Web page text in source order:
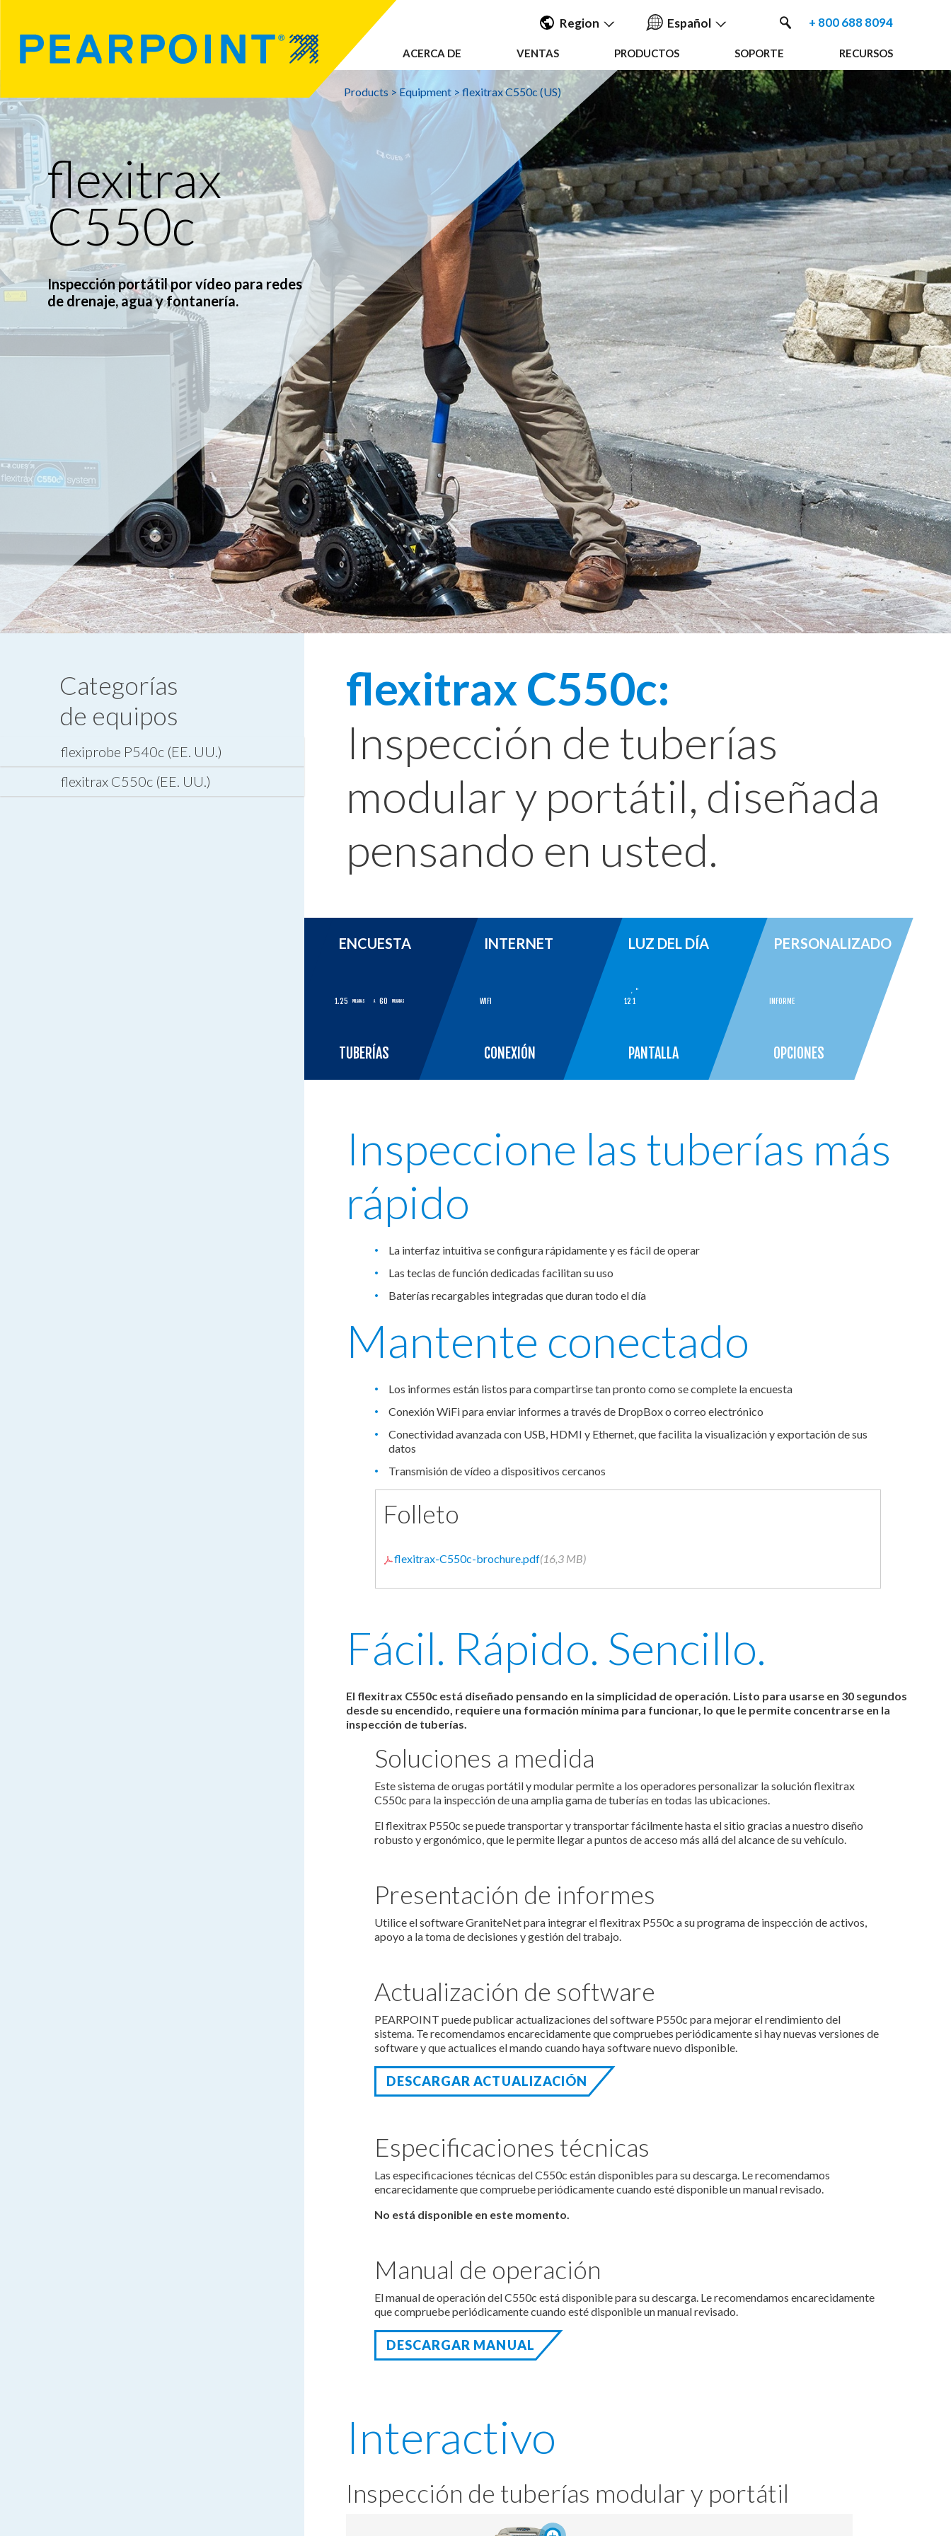
Region
Americas
UK & Ireland
EMEA &
APAC
Español
English
中国人
Nederlands
Français
Español
Deutsche
+ 800 688 8094
ACERCA DE VENTAS PRODUCTOS SOPORTE RECURSOS
Products > Equipment >flexitrax C550c (US)
flexitrax
C550c
Inspección portátil por vídeo para redes
de drenaje, agua y fontanería.
Categorías
de equipos
flexiprobe P540c (EE. UU.)
flexitrax C550c (EE. UU.)
flexitrax C550c:
Inspección de tuberías
modular y portátil, diseñada
pensando en usted.
ENCUESTA
1.25 PULGADAS A 60 PULGADAS
TUBERÍAS
INTERNET
WIFI
CONEXIÓN
LUZ DEL DÍA
12
,
1
"
PANTALLA
PERSONALIZADO
INFORME
OPCIONES
Inspeccione las tuberías más
rápido
La interfaz intuitiva se configura rápidamente y es fácil de operar
Las teclas de función dedicadas facilitan su uso
Baterías recargables integradas que duran todo el día
Mantente conectado
Los informes están listos para compartirse tan pronto como se complete la encuesta
Conexión WiFi para enviar informes a través de DropBox o correo electrónico
Conectividad avanzada con USB, HDMI y Ethernet, que facilita la visualización y exportación de sus
datos
Transmisión de vídeo a dispositivos cercanos
Folleto
flexitrax-C550c-brochure.pdf(16,3 MB)
Fácil. Rápido. Sencillo.
El flexitrax C550c está diseñado pensando en la simplicidad de operación. Listo para usarse en 30 segundos
desde su encendido, requiere una formación mínima para funcionar, lo que le permite concentrarse en la
inspección de tuberías.
Soluciones a medida
Este sistema de orugas portátil y modular permite a los operadores personalizar la solución flexitrax
C550c para la inspección de una amplia gama de tuberías en todas las ubicaciones.
El flexitrax P550c se puede transportar y transportar fácilmente hasta el sitio gracias a nuestro diseño
robusto y ergonómico, que le permite llegar a puntos de acceso más allá del alcance de su vehículo.
Presentación de informes
Utilice el software GraniteNet para integrar el flexitrax P550c a su programa de inspección de activos,
apoyo a la toma de decisiones y gestión del trabajo.
Actualización de software
PEARPOINT puede publicar actualizaciones del software P550c para mejorar el rendimiento del
sistema. Te recomendamos encarecidamente que compruebes periódicamente si hay nuevas versiones de
software y que actualices el mando cuando haya software nuevo disponible.
DESCARGAR ACTUALIZACIÓN
Especificaciones técnicas
Las especificaciones técnicas del C550c están disponibles para su descarga. Le recomendamos
encarecidamente que compruebe periódicamente cuando esté disponible un manual revisado.
No está disponible en este momento.
Manual de operación
El manual de operación del C550c está disponible para su descarga. Le recomendamos encarecidamente
que compruebe periódicamente cuando esté disponible un manual revisado.
DESCARGAR MANUAL
Interactivo
Inspección de tuberías modular y portátil